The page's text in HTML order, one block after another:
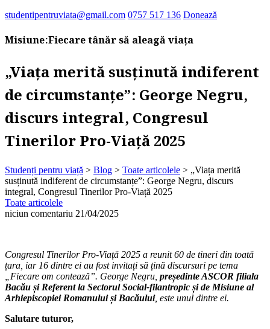
studentipentruviata@gmail.com 0757 517 136 Donează
Misiune:Fiecare tânăr să aleagă viața
„Viața merită susținută indiferent
de circumstanțe”: George Negru,
discurs integral, Congresul
Tinerilor Pro-Viață 2025
Studenți pentru viață > Blog > Toate articolele > „Viața merită
susținută indiferent de circumstanțe”: George Negru, discurs
integral, Congresul Tinerilor Pro-Viață 2025
Toate articolele
niciun comentariu 21/04/2025
Congresul Tinerilor Pro-Viață 2025 a reunit 60 de tineri din toată
țara, iar 16 dintre ei au fost invitați să țină discursuri pe tema
„Fiecare om contează”. George Negru, președinte ASCOR filiala
Bacău și Referent la Sectorul Social-filantropic și de Misiune al
Arhiepiscopiei Romanului și Bacăului, este unul dintre ei.
Salutare tuturor,